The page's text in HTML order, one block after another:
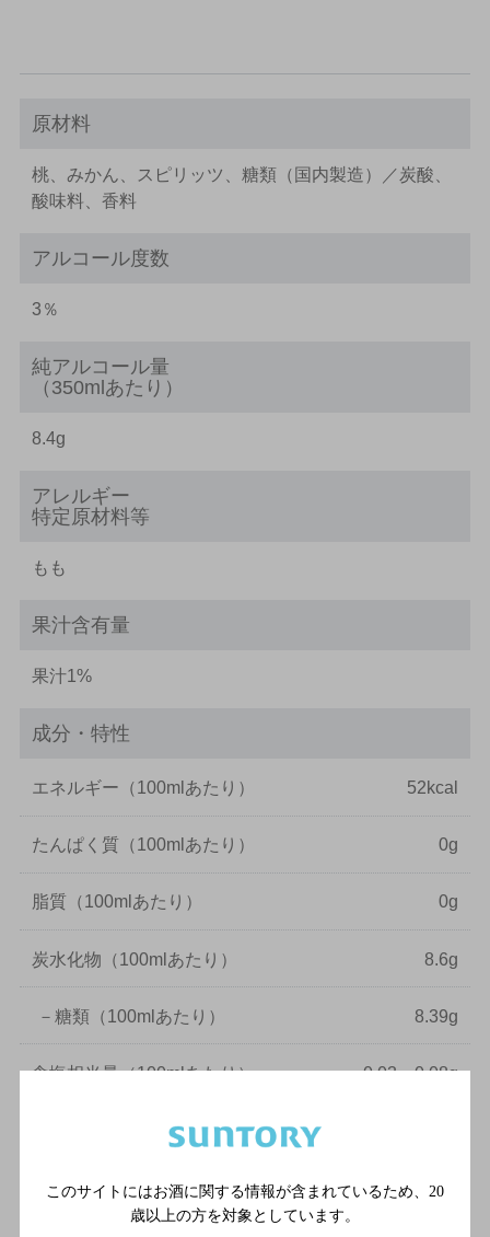
原材料
桃、みかん、スピリッツ、糖類（国内製造）／炭酸、
酸味料、香料
アルコール度数
3％
純アルコール量
（350mlあたり）
8.4g
アレルギー
特定原材料等
もも
果汁含有量
果汁1%
成分・特性
エネルギー （100mlあたり） 52kcal
たんぱく質 （100mlあたり） 0g
脂質 （100mlあたり） 0g
炭水化物 （100mlあたり） 8.6g
－糖類 （100mlあたり） 8.39g
食塩相当量（100mlあたり） 0.03～0.08g
純アルコール量は、以下の計算式に基づき記載しています。
成分･特性について
このサイトにはお酒に関する情報が含まれているため、 20
歳以上の方を対象としています。